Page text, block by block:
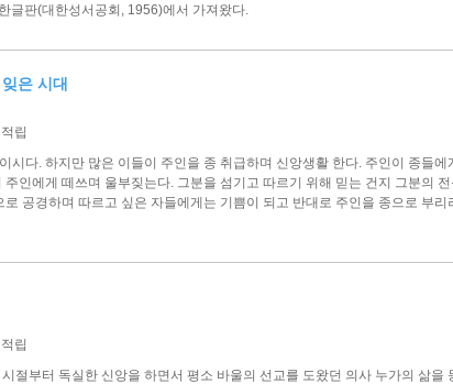
글판(대한성서공회, 1956)에서 가져왔다.
은 시대
적립
시다. 하지만 많은 이들이 주인을 종 취급하며 신앙생활 한다. 주인이 종들
주인에게 떼쓰며 울부짖는다. 그분을 섬기고 따르기 위해 믿는 건지 그분의
공경하며 따르고 싶은 자들에게는 기쁨이 되고 반대로 주인을 종으로 부
적립
절부터 독실한 신앙을 하면서 평소 바울의 선교를 도왔던 의사 누가의 삶을